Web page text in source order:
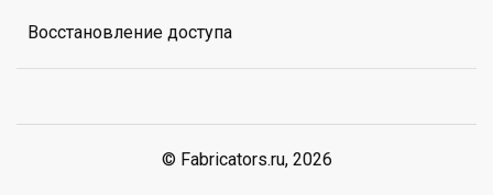
Восстановление доступа
© Fabricators.ru, 2026